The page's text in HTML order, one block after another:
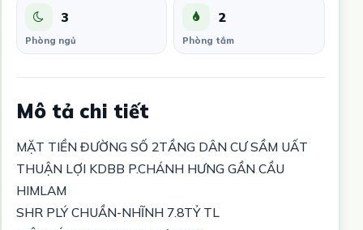
3
Phòng ngủ
2
Phòng tắm
Mô tả chi tiết
MẶT TIỀN ĐƯỜNG SỐ 2TẦNG DÂN CƯ SẦM UẤT
THUẬN LỢI KDBB P.CHÁNH HƯNG GẦN CẦU
HIMLAM
SHR PLÝ CHUẦN-NHĨNH 7.8TỶ TL